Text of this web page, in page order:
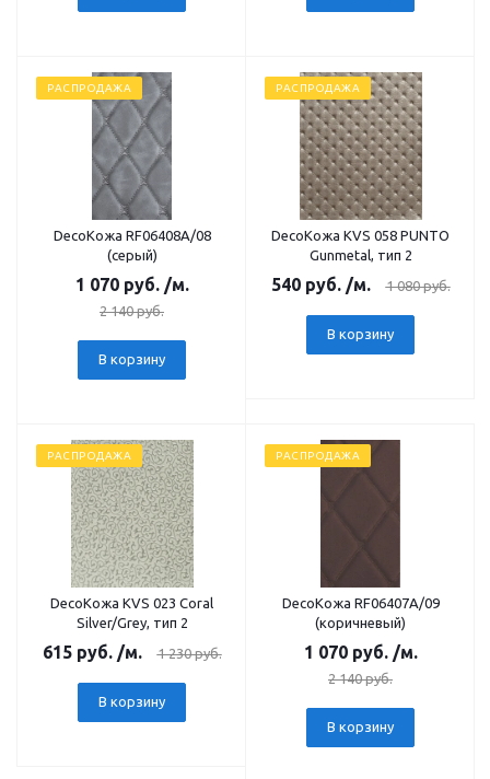
РАСПРОДАЖА
DecoКожа RF06408А/08
(серый)
1 070руб. /м.
2 140руб.
В корзину
РАСПРОДАЖА
DecoКожа KVS 058 PUNTO
Gunmetal, тип 2
540руб. /м. 1 080руб.
В корзину
РАСПРОДАЖА
DecoКожа KVS 023 Coral
Silver/Grey, тип 2
615руб. /м. 1 230руб.
В корзину
РАСПРОДАЖА
DecoКожа RF06407А/09
(коричневый)
1 070руб. /м.
2 140руб.
В корзину